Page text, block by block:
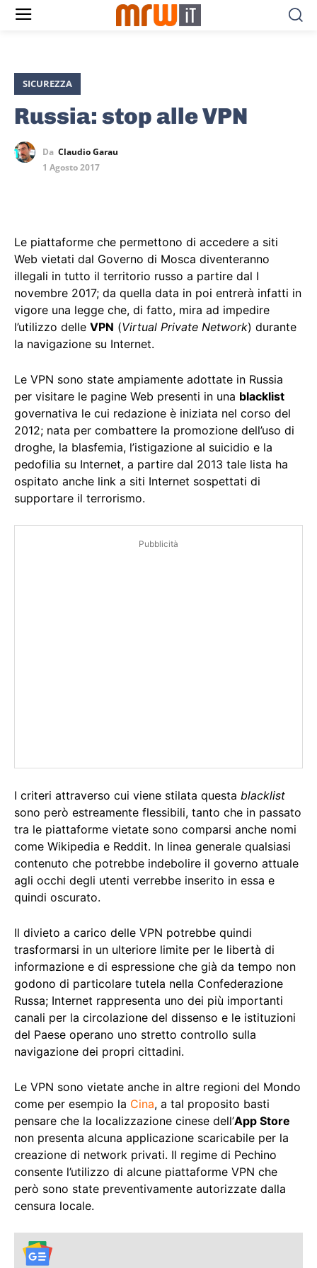
SICUREZZA
Russia: stop alle VPN
Da Claudio Garau
1 Agosto 2017
Le piattaforme che permettono di accedere a siti
Web vietati dal Governo di Mosca diventeranno
illegali in tutto il territorio russo a partire dal I
novembre 2017; da quella data in poi entrerà infatti in
vigore una legge che, di fatto, mira ad impedire
l’utilizzo delle VPN (Virtual Private Network) durante
la navigazione su Internet.
Le VPN sono state ampiamente adottate in Russia
per visitare le pagine Web presenti in una blacklist
governativa le cui redazione è iniziata nel corso del
2012; nata per combattere la promozione dell’uso di
droghe, la blasfemia, l’istigazione al suicidio e la
pedofilia su Internet, a partire dal 2013 tale lista ha
ospitato anche link a siti Internet sospettati di
supportare il terrorismo.
Pubblicità
I criteri attraverso cui viene stilata questa blacklist
sono però estreamente flessibili, tanto che in passato
tra le piattaforme vietate sono comparsi anche nomi
come Wikipedia e Reddit. In linea generale qualsiasi
contenuto che potrebbe indebolire il governo attuale
agli occhi degli utenti verrebbe inserito in essa e
quindi oscurato.
Il divieto a carico delle VPN potrebbe quindi
trasformarsi in un ulteriore limite per le libertà di
informazione e di espressione che già da tempo non
godono di particolare tutela nella Confederazione
Russa; Internet rappresenta uno dei più importanti
canali per la circolazione del dissenso e le istituzioni
del Paese operano uno stretto controllo sulla
navigazione dei propri cittadini.
Le VPN sono vietate anche in altre regioni del Mondo
come per esempio la Cina, a tal proposito basti
pensare che la localizzazione cinese dell’App Store
non presenta alcuna applicazione scaricabile per la
creazione di network privati. Il regime di Pechino
consente l’utilizzo di alcune piattaforme VPN che
però sono state preventivamente autorizzate dalla
censura locale.